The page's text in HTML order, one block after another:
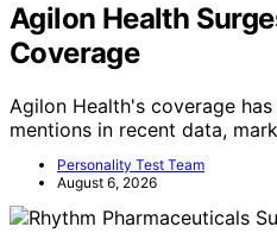
Agilon Health
Coverage
Agilon Health's coverage
mentions in recent data,
Personality Test Team
August 6, 2026